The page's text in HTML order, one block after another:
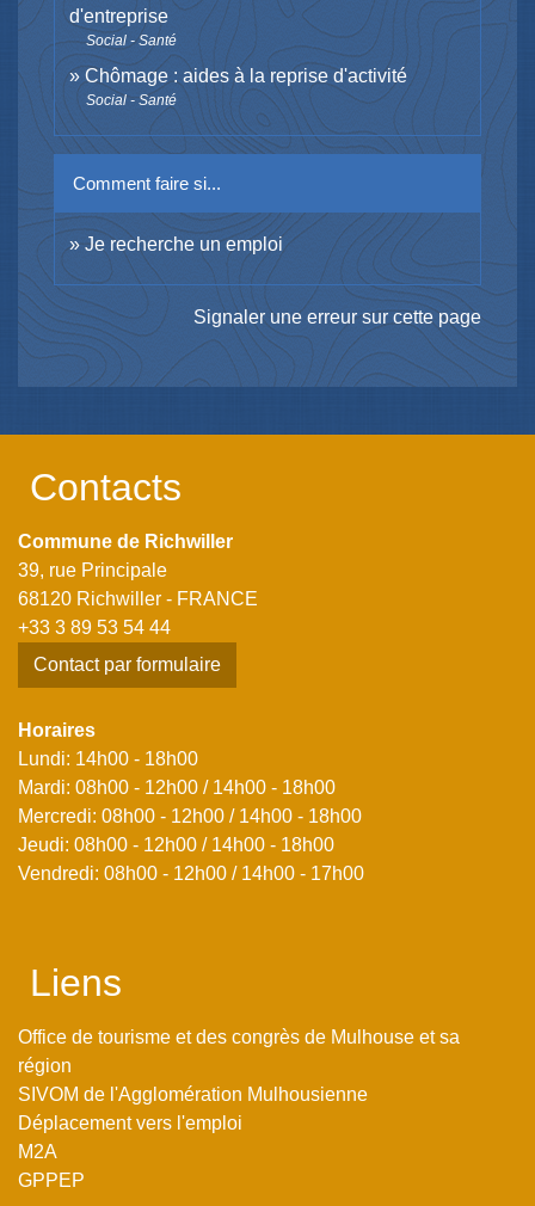
d'entreprise
Social - Santé
Chômage : aides à la reprise d'activité
Social - Santé
Comment faire si...
Je recherche un emploi
Signaler une erreur sur cette page
Contacts
Commune de Richwiller
39, rue Principale
68120 Richwiller - FRANCE
+33 3 89 53 54 44
Contact par formulaire
Horaires
Lundi: 14h00 - 18h00
Mardi: 08h00 - 12h00 / 14h00 - 18h00
Mercredi: 08h00 - 12h00 / 14h00 - 18h00
Jeudi: 08h00 - 12h00 / 14h00 - 18h00
Vendredi: 08h00 - 12h00 / 14h00 - 17h00
Liens
Office de tourisme et des congrès de Mulhouse et sa
région
SIVOM de l'Agglomération Mulhousienne
Déplacement vers l'emploi
M2A
GPPEP